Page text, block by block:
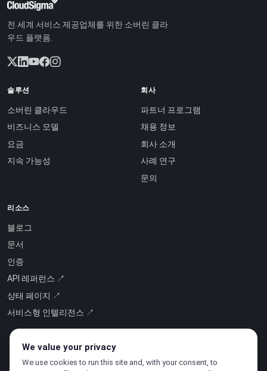
전 세계 서비스 제공업체를 위한 소버린 클라
우드 플랫폼.
솔루션
소버린 클라우드
비즈니스 모델
요금
지속 가능성
회사
파트너 프로그램
채용 정보
회사 소개
사례 연구
문의
리소스
블로그
문서
인증
API 레퍼런스 ↗
상태 페이지 ↗
서비스형 인텔리전스 ↗
We value your privacy
We use cookies to run this site and, with your consent, to